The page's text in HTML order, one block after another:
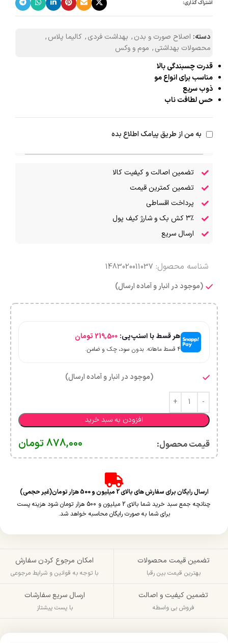
اشتراک گذاری:
دسته: اصلاح صورت و بدن, بهداشت فردی, کالیما پلاس,
محصولات بهداشتی, موم و وکس
قدرت چسبندگی بالا
مناسب برای انواع مو
ذوب سریع
حس لطافت ناب
به من از طریق پیامک اطلاع بده
تضمین اصالت و کیفیت کالا
تضمین کمترین قیمت
پرداخت اقساطی
۳٪ کش بک و شارژ کیف پول
ارسال سریع
شناسه محصول: 1483020011037
(موجود در انبار و آماده ارسال)
هر قسط با اسنپ‌پی: 219,500 تومان
۴ قسط ماهانه. بدون سود، چک و ضامن.
(موجود در انبار و آماده ارسال)
افزودن به سبد خرید
قیمت محصول:​ 878,000تومان
ارسال رایگان برای سفارش های بالای 2 میلیون و 500 هزار تومان(غیر حجمی)
چنانچه جمع سبد خرید شما بالای 2 میلیون و 500 هزار تومان شود هزینه پست
برای شما به صورت رایگان محاسبه خواهد شد.
تضمین قیمت محصولات
بهترین قیمت بین رقبا
امکان مرجوع کردن سفارش
با توجه به قوانین و شرایط مرجوعی
تضمین کیفیت و اصالت
فروش بی واسطه
ارسال سریع سفارشات
با پست پیشتاز